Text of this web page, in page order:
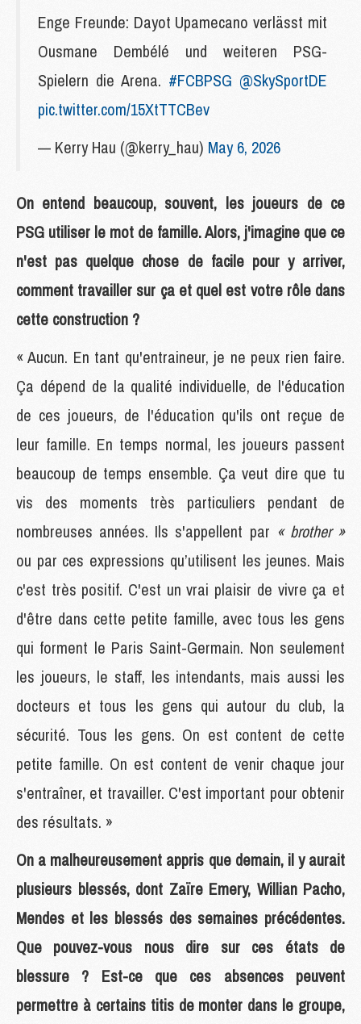
Enge Freunde: Dayot Upamecano verlässt mit
Ousmane Dembélé und weiteren PSG-
Spielern die Arena. #FCBPSG @SkySportDE
pic.twitter.com/15XtTTCBev
— Kerry Hau (@kerry_hau) May 6, 2026
On entend beaucoup, souvent, les joueurs de ce
PSG utiliser le mot de famille. Alors, j'imagine que ce
n'est pas quelque chose de facile pour y arriver,
comment travailler sur ça et quel est votre rôle dans
cette construction ?
« Aucun. En tant qu'entraineur, je ne peux rien faire.
Ça dépend de la qualité individuelle, de l'éducation
de ces joueurs, de l'éducation qu'ils ont reçue de
leur famille. En temps normal, les joueurs passent
beaucoup de temps ensemble. Ça veut dire que tu
vis des moments très particuliers pendant de
nombreuses années. Ils s'appellent par « brother »
ou par ces expressions qu’utilisent les jeunes. Mais
c'est très positif. C'est un vrai plaisir de vivre ça et
d'être dans cette petite famille, avec tous les gens
qui forment le Paris Saint-Germain. Non seulement
les joueurs, le staff, les intendants, mais aussi les
docteurs et tous les gens qui autour du club, la
sécurité. Tous les gens. On est content de cette
petite famille. On est content de venir chaque jour
s'entraîner, et travailler. C'est important pour obtenir
des résultats. »
On a malheureusement appris que demain, il y aurait
plusieurs blessés, dont Zaïre Emery, Willian Pacho,
Mendes et les blessés des semaines précédentes.
Que pouvez-vous nous dire sur ces états de
blessure ? Est-ce que ces absences peuvent
permettre à certains titis de monter dans le groupe,